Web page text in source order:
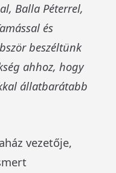
Balla Péterrel,
és
beszéltünk
ahhoz, hogy
állatbarátabb
vezetője,